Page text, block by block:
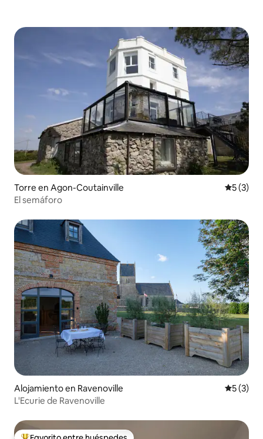
Torre en Agon-Coutainville
5 (3)
El semáforo
Alojamiento en Ravenoville
5 (3)
L'Ecurie de Ravenoville